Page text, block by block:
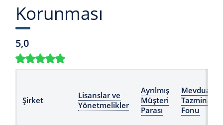
Korunması
5,0
Şirket
Lisanslar ve
Yönetmelikler
Ayrılmış
Müşteri
Parası
Mevduat
Tazminat
Fonu